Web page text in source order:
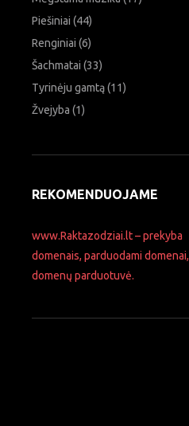
Piešiniai (44)
Renginiai (6)
Šachmatai (33)
Tyrinėju gamtą(11)
Žvejyba (1)
REKOMENDUOJAME
www.Raktazodziai.lt – prekyba
domenais, parduodami domenai,
domenų parduotuvė.